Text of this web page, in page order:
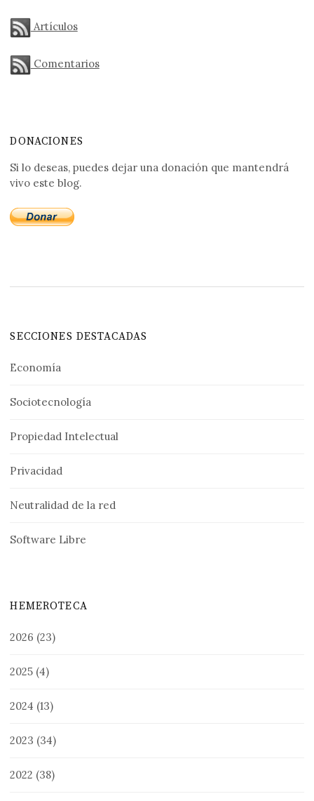
Artículos
Comentarios
DONACIONES
Si lo deseas, puedes dejar una donación que mantendrá
vivo este blog.
SECCIONES DESTACADAS
Economía
Sociotecnología
Propiedad Intelectual
Privacidad
Neutralidad de la red
Software Libre
HEMEROTECA
2026 (23)
2025 (4)
2024 (13)
2023 (34)
2022 (38)